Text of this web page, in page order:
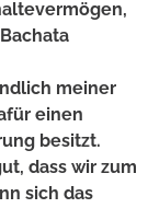
meiner
einen
besitzt.
dass wir zum
sich das